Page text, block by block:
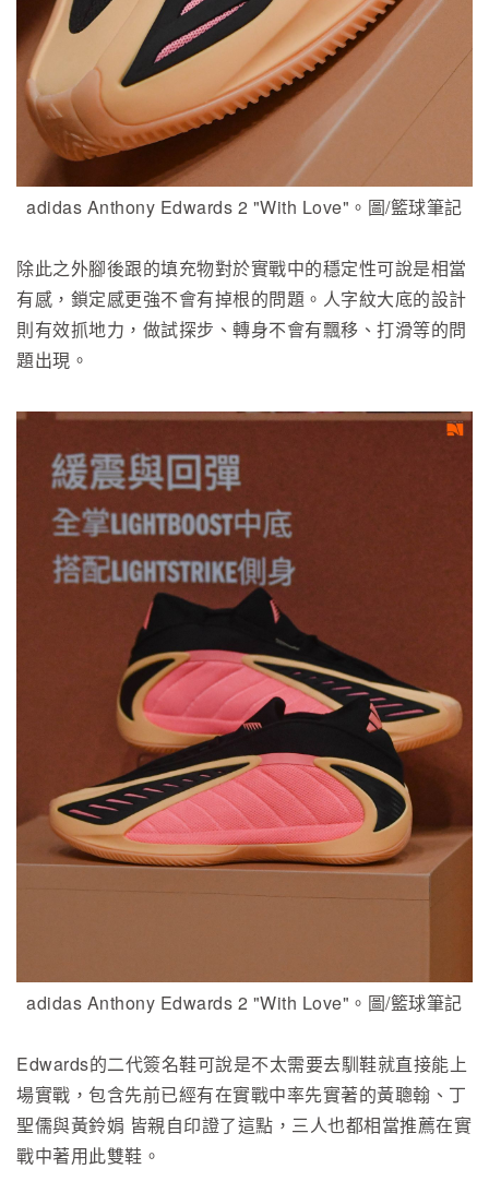
adidas Anthony Edwards 2 "With Love"。圖/籃球筆記
除此之外腳後跟的填充物對於實戰中的穩定性可說是相當
有感，鎖定感更強不會有掉根的問題。人字紋大底的設計
則有效抓地力，做試探步、轉身不會有飄移、打滑等的問
題出現。
adidas Anthony Edwards 2 "With Love"。圖/籃球筆記
Edwards的二代簽名鞋可說是不太需要去馴鞋就直接能上
場實戰，包含先前已經有在實戰中率先實著的黃聰翰、丁
聖儒與黃鈴娟 皆親自印證了這點，三人也都相當推薦在實
戰中著用此雙鞋。